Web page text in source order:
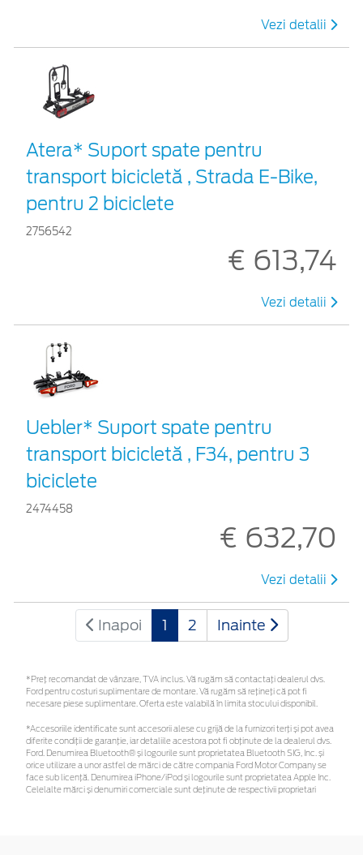
Vezi detalii
Atera* Suport spate pentru
transport bicicletă , Strada E-Bike,
pentru 2 biciclete
2756542
€ 613,74
Vezi detalii
Uebler* Suport spate pentru
transport bicicletă , F34, pentru 3
biciclete
2474458
€ 632,70
Vezi detalii
Inapoi 1 2 Inainte
*Preţ recomandat de vânzare, TVA inclus. Vă rugăm să contactaţi dealerul dvs.
Ford pentru costuri suplimentare de montare. Vă rugăm să rețineți că pot fi
necesare piese suplimentare. Oferta este valabilă în limita stocului disponibil.
*Accesoriile identificate sunt accesorii alese cu grijă de la furnizori terți și pot avea
diferite condiții de garanție, iar detaliile acestora pot fi obținute de la dealerul dvs.
Ford. Denumirea Bluetooth® și logourile sunt proprietatea Bluetooth SIG, Inc. și
orice utilizare a unor astfel de mărci de către compania Ford Motor Company se
face sub licență. Denumirea iPhone/iPod și logourile sunt proprietatea Apple Inc.
Celelalte mărci și denumiri comerciale sunt deținute de respectivii proprietari